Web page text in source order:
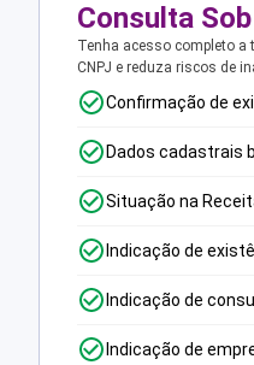
Consulta
Tenha acesso completo
CNPJ e reduza riscos de
Confirmação de
Dados cadastrais
Situação na
Indicação de
Indicação de
Indicação de